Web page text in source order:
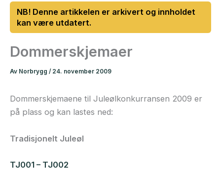
Dommerskjemaer
Av Norbrygg / 24. november 2009
Dommerskjemaene til Juleølkonkurransen 2009 er
på plass og kan lastes ned:
Tradisjonelt Juleøl
TJ001 – TJ002